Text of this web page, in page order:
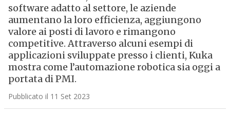
software adatto al settore, le aziende
aumentano la loro efficienza, aggiungono
valore ai posti di lavoro e rimangono
competitive. Attraverso alcuni esempi di
applicazioni sviluppate presso i clienti, Kuka
mostra come l’automazione robotica sia oggi a
portata di PMI.
Pubblicato il 11 Set 2023